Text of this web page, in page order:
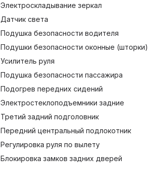
Электроскладывание зеркал
Датчик света
Подушка безопасности водителя
Подушки безопасности оконные (шторки)
Усилитель руля
Подушка безопасности пассажира
Подогрев передних сидений
Электростеклоподъемники задние
Третий задний подголовник
Передний центральный подлокотник
Регулировка руля по вылету
Блокировка замков задних дверей